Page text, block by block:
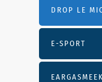
DROP LE MIC
E-SPORT
EARGASMEEK